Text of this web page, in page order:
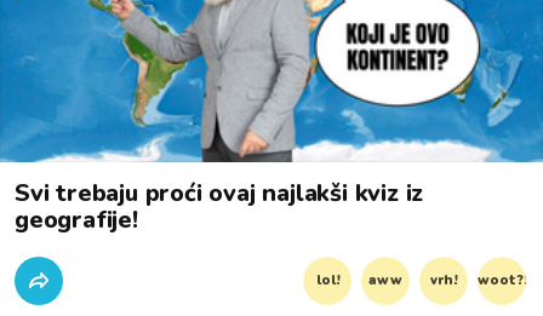
Svi trebaju proći ovaj najlakši kviz iz
geografije!
lol! aww vrh! woot?!